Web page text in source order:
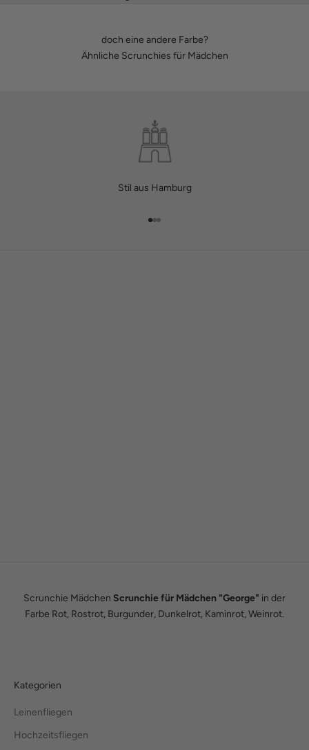
doch eine andere Farbe?
Ähnliche Scrunchies für Mädchen
Stil aus Hamburg
Gehe zu Element 1
Gehe zu Element 2
Gehe zu Element 3
Scrunchie Mädchen Scrunchie für Mädchen "George" in der
Farbe Rot, Rostrot, Burgunder, Dunkelrot, Kaminrot, Weinrot.
Kategorien
Leinenfliegen
Hochzeitsfliegen